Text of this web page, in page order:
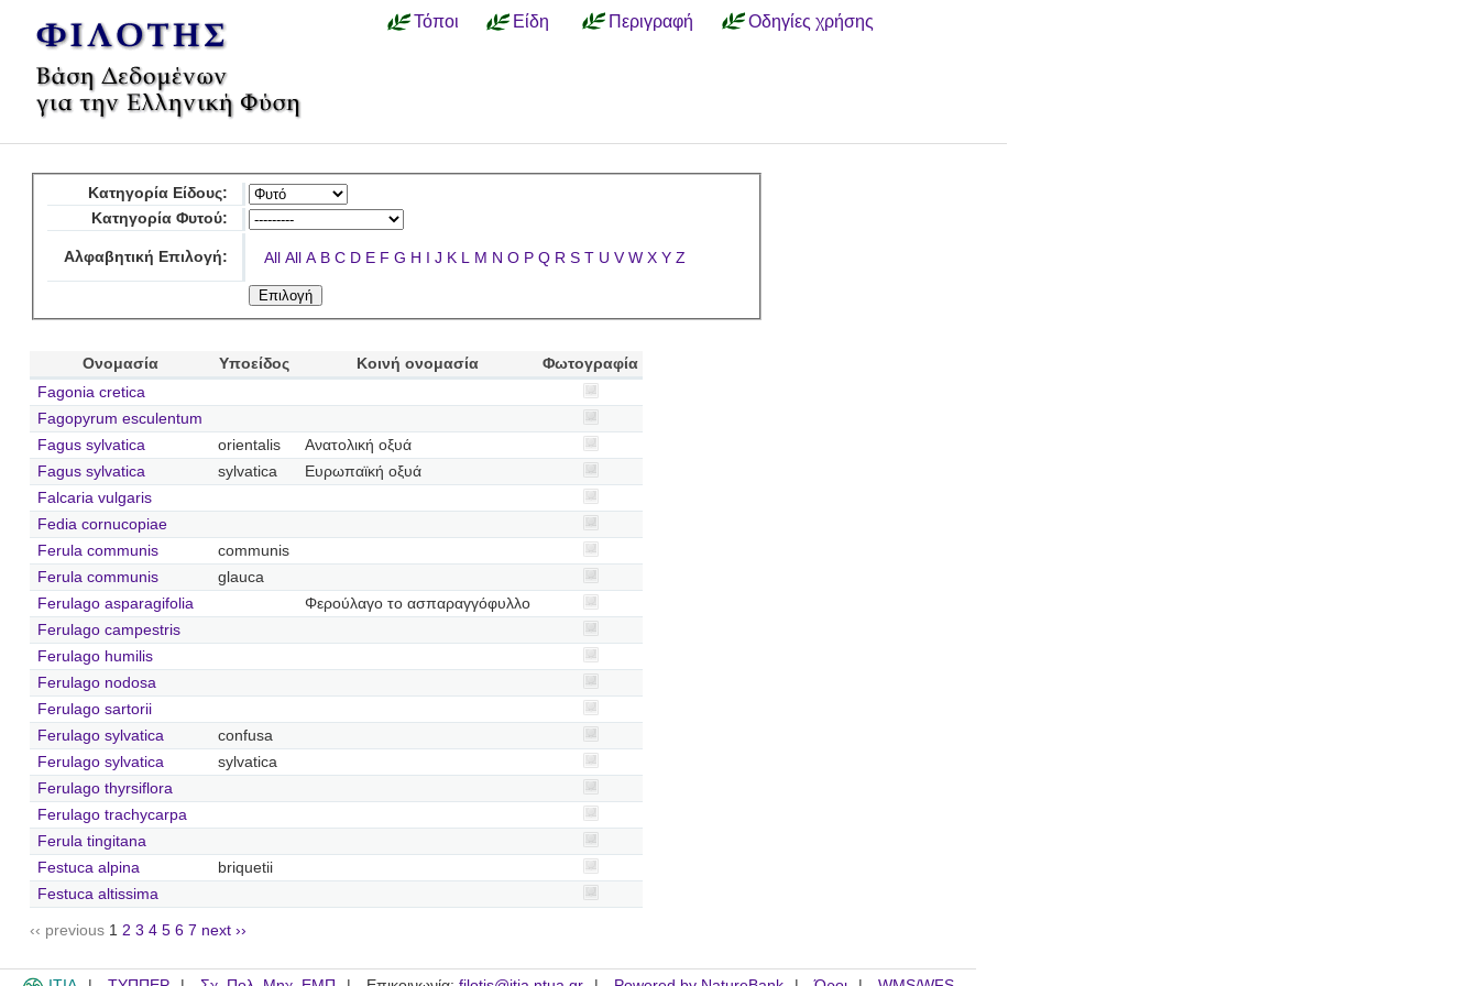
Τόποι Είδη Περιγραφή Οδηγίες χρήσης
Κατηγορία Είδους:
Κατηγορία Φυτού:
Αλφαβητική Επιλογή: All All A B C D E F G H I J K L M N O P Q R S T U V W X Y Z
Ονομασία Υποείδος Κοινή ονομασία
Φωτογραφία
Fagonia cretica
Fagopyrum esculentum
Fagus sylvatica
orientalis
Ανατολική οξυά
Fagus sylvatica
sylvatica
Ευρωπαϊκή οξυά
Falcaria vulgaris
Fedia cornucopiae
Ferula communis
communis
Ferula communis
glauca
Ferulago asparagifolia
Φερούλαγο το ασπαραγγόφυλλο
Ferulago campestris
Ferulago humilis
Ferulago nodosa
Ferulago sartorii
Ferulago sylvatica
confusa
Ferulago sylvatica
sylvatica
Ferulago thyrsiflora
Ferulago trachycarpa
Ferula tingitana
Festuca alpina
briquetii
Festuca altissima
‹‹ previous 1 2 3 4 5 6 7 next ››